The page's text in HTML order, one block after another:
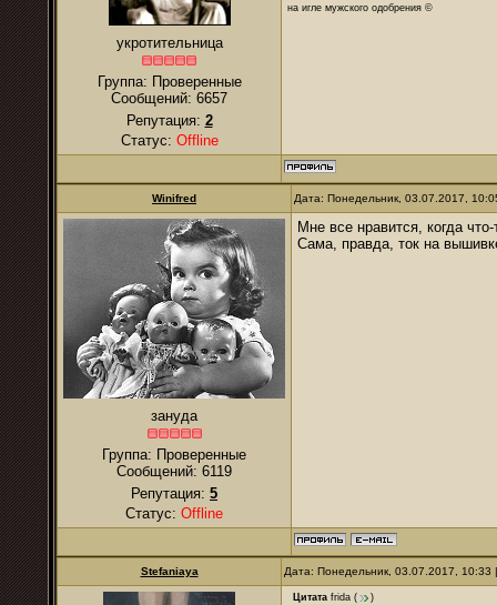
укротительница
Группа: Проверенные
Сообщений: 6657
Репутация: 2
Статус: Offline
на игле мужского одобрения ©
Winifred Дата: Понедельник, 03.07.2017,
зануда
Группа: Проверенные
Сообщений: 6119
Репутация: 5
Статус: Offline
Мне все нравится, когда
Сама, правда, ток на
Stefaniaya Дата: Понедельник, 03.07.2017,
Цитата frida (
)